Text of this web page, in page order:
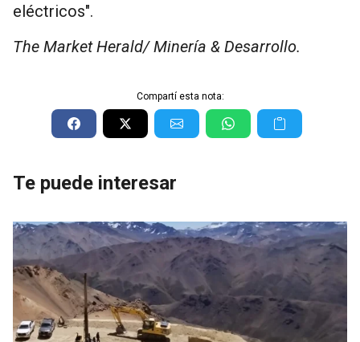
eléctricos".
The Market Herald/ Minería & Desarrollo.
Compartí esta nota:
Te puede interesar